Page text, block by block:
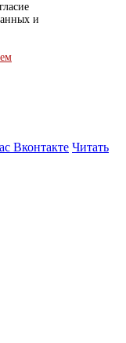
и
Вконтакте Читать